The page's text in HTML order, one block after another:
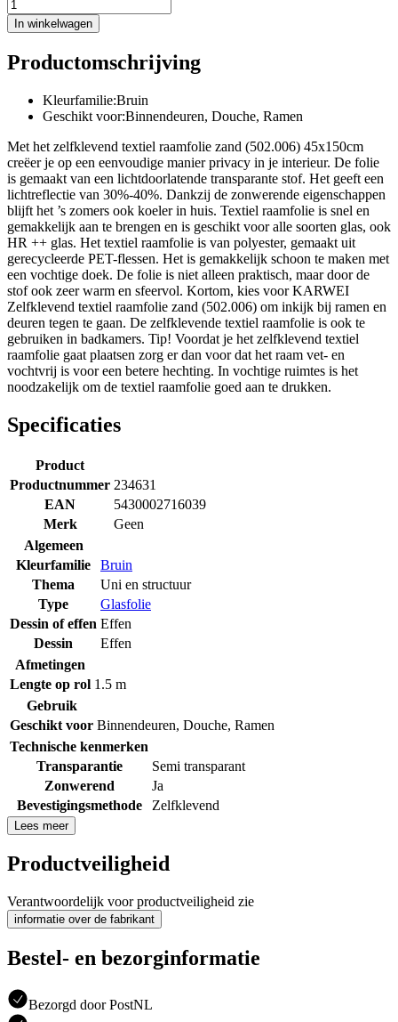
In winkelwagen
Productomschrijving
Kleurfamilie:Bruin
Geschikt voor:Binnendeuren, Douche, Ramen
Met het zelfklevend textiel raamfolie zand (502.006) 45x150cm
creëer je op een eenvoudige manier privacy in je interieur. De folie
is gemaakt van een lichtdoorlatende transparante stof. Het geeft een
lichtreflectie van 30%-40%. Dankzij de zonwerende eigenschappen
blijft het ’s zomers ook koeler in huis. Textiel raamfolie is snel en
gemakkelijk aan te brengen en is geschikt voor alle soorten glas, ook
HR ++ glas. Het textiel raamfolie is van polyester, gemaakt uit
gerecycleerde PET-flessen. Het is gemakkelijk schoon te maken met
een vochtige doek. De folie is niet alleen praktisch, maar door de
stof ook zeer warm en sfeervol. Kortom, kies voor KARWEI
Zelfklevend textiel raamfolie zand (502.006) om inkijk bij ramen en
deuren tegen te gaan. De zelfklevende textiel raamfolie is ook te
gebruiken in badkamers. Tip! Voordat je het zelfklevend textiel
raamfolie gaat plaatsen zorg er dan voor dat het raam vet- en
vochtvrij is voor een betere hechting. In vochtige ruimtes is het
noodzakelijk om de textiel raamfolie goed aan te drukken.
Specificaties
Product
Productnummer 234631
EAN
5430002716039
Merk
Geen
Algemeen
Kleurfamilie
Bruin
Thema
Uni en structuur
Type
Glasfolie
Dessin of effen Effen
Dessin
Effen
Afmetingen
Lengte op rol 1.5 m
Gebruik
Geschikt voor Binnendeuren, Douche, Ramen
Technische kenmerken
Transparantie
Semi transparant
Zonwerend
Ja
Bevestigingsmethode
Zelfklevend
Lees meer
Productveiligheid
Verantwoordelijk voor productveiligheid zie
informatie over de fabrikant
Bestel- en bezorginformatie
Bezorgd door PostNL